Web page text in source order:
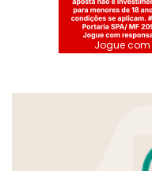
Jogue